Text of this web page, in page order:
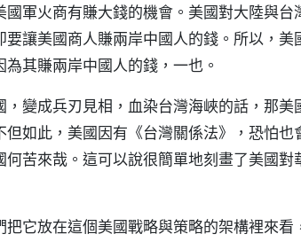
軍火商有賺大錢的機會。美國對大陸與
要讓美國商人賺兩岸中國人的錢。所以，
其賺兩岸中國人的錢，一也。
變成兵刃見相，血染台灣海峽的話，那美
如此，美國因有《台灣關係法》，恐怕
何苦來哉。這可以說很簡單地刻畫了美國
把它放在這個美國戰略與策略的架構裡來